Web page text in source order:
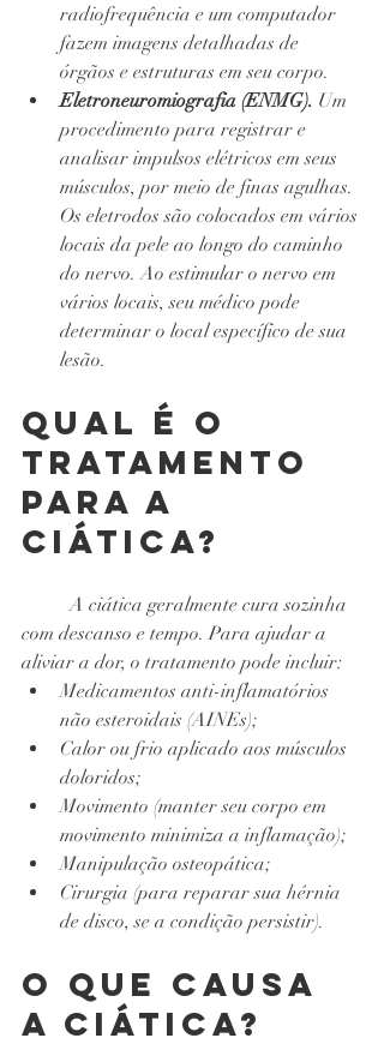
radiofrequência e um computador
fazem imagens detalhadas de
órgãos e estruturas em seu corpo.
Eletroneuromiografia (ENMG). Um
procedimento para registrar e
analisar impulsos elétricos em seus
músculos, por meio de finas agulhas.
Os eletrodos são colocados em vários
locais da pele ao longo do caminho
do nervo. Ao estimular o nervo em
vários locais, seu médico pode
determinar o local específico de sua
lesão.
Qual é o
tratamento
para a
ciática?
A ciática geralmente cura sozinha
com descanso e tempo. Para ajudar a
aliviar a dor, o tratamento pode incluir:
Medicamentos anti-inflamatórios
não esteroidais (AINEs);
Calor ou frio aplicado aos músculos
doloridos;
Movimento (manter seu corpo em
movimento minimiza a inflamação);
Manipulação osteopática;
Cirurgia (para reparar sua hérnia
de disco, se a condição persistir).
O que causa
a ciática?